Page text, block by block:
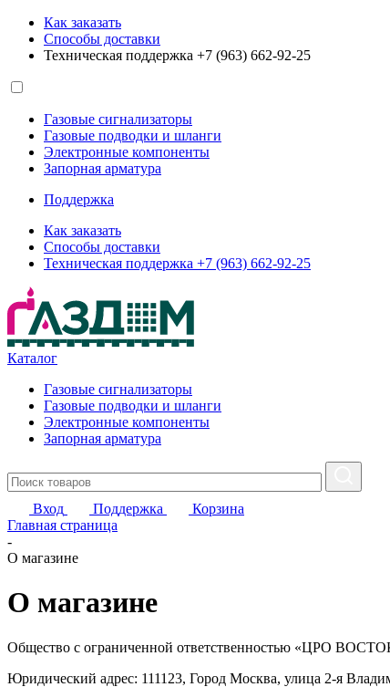
Как заказать
Способы доставки
Техническая поддержка +7 (963) 662-92-25
Газовые сигнализаторы
Газовые подводки и шланги
Электронные компоненты
Запорная арматура
Поддержка
Как заказать
Способы доставки
Техническая поддержка +7 (963) 662-92-25
Каталог
Газовые сигнализаторы
Газовые подводки и шланги
Электронные компоненты
Запорная арматура
Вход Поддержка
Корзина
Главная страница
-
О магазине
О магазине
Общество с ограниченной ответственностью «ЦРО
Юридический адрес: 111123, Город Москва, улица 2-я